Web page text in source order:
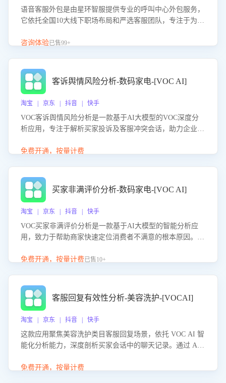
语音客服外包是由星环智服提供专业的呼叫中心外包服务，
它依托全国10大线下职场布局和严选客服团队，专注于为企
客服团队和智能工具提升语音客服服务效率和质量，帮助企
咨询体验已售99+
客诉舆情风险分析-数码家电-[VOC AI]
淘宝 | 京东 | 抖音 | 快手
VOC客诉舆情风险分析是一款基于AI大模型的VOC深度分
析应用，专注于解析买家投诉及客服冲突会话，助力企业精
别客户情绪、归因争议根源，并客观评估客服应对合理性与
能力，阻断差评扩散，维护品牌声誉，实现客户满意度的持
续提升。
免费开通，按量计费
买家非满评价分析-数码家电-[VOC AI]
淘宝 | 京东 | 抖音 | 快手
VOC买家非满评价分析是一款基于AI大模型的智能分析应
用，致力于帮助商家快速定位消费者不满意的根本原因。该
客服原因或其它部门原因，明确责任归属，提供可落地的改
改，有效提升客户满意度和店铺整体服务质量。
免费开通，按量计费已售10+
客服回复有效性分析-美容洗护-[VOCAI]
淘宝 | 京东 | 抖音 | 快手
这款应用聚焦美容洗护类目客服回复场景，依托 VOC AI 智
能化分析能力，深度剖析买家会话中的聊天记录。通过 AI
答的有效性与完整性，输出针对性改进策略，助力商家快速
免费开通，按量计费